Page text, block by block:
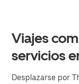
Viajes
servicios
Desplazarse por